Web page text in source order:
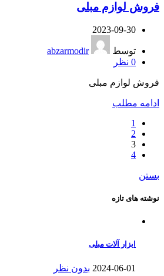
فروش لوازم مبلی
2023-09-30
توسط
abzarmodir
0 نظر
فروش لوازم مبلی
ادامه مطلب
1
2
3
4
بستن
نوشته های تازه
ابزار آلات مبلی
2024-06-01 بدون نظر